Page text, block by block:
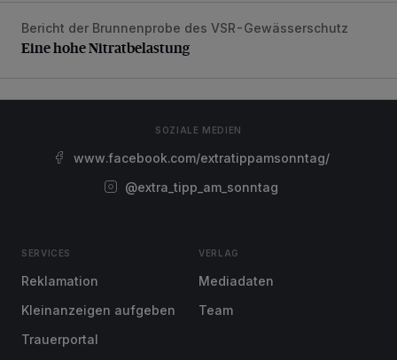
Eine hohe Nitratbelastung
Bericht der Brunnenprobe des VSR-Gewässerschutz
Eine hohe Nitratbelastung
SOZIALE MEDIEN
www.facebook.com/extratippamsonntag/
@extra_tipp_am_sonntag
SERVICES
Reklamation
Kleinanzeigen aufgeben
Trauerportal
VERLAG
Mediadaten
Team